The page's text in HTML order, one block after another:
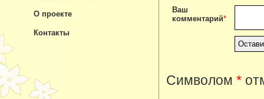
Ваш
комментарий*
Символом *
О проекте
Контакты